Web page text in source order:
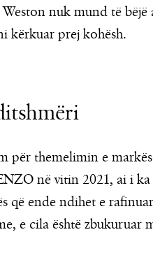
nuk mund të bëjë
kërkuar prej kohësh.
për themelimin e
në vitin 2021, ai i
që ende ndihet e
e cila është zbukuruar